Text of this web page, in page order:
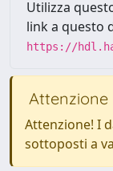
Utilizza
link a questo
https://
Attenzione
Attenzione! I
sottoposti a